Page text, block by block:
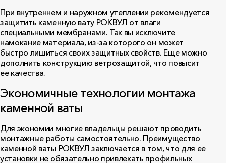
При внутреннем и наружном утеплении рекомендуется
защитить каменную вату РОКВУЛ от влаги
специальными мембранами. Так вы исключите
намокание материала, из-за которого он может
быстро лишиться своих защитных свойств. Еще можно
дополнить конструкцию ветрозащитой, что повысит
ее качества.
Экономичные технологии монтажа
каменной ваты
Для экономии многие владельцы решают проводить
монтажные работы самостоятельно. Преимущество
каменной ваты РОКВУЛ заключается в том, что для ее
установки не обязательно привлекать профильных